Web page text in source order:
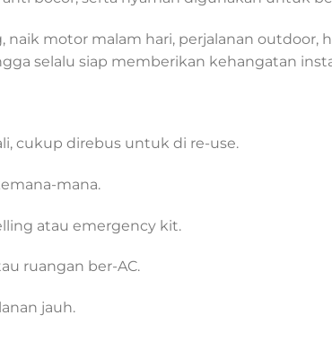
naik motor malam hari, perjalanan
selalu siap memberikan kehangatan
cukup direbus untuk di re-use.
mana.
atau emergency kit.
ruangan ber-AC.
jauh.